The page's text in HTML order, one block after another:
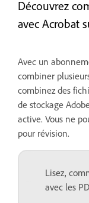
Découvrez
avec Acrobat
Avec un
combiner
combinez des
de stockage
active. Vous ne
pour révision.
Lisez,
avec les